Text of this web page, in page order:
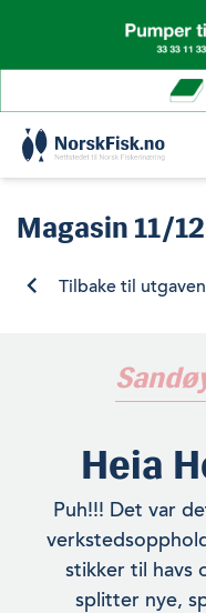
content
Magasin 11/
Tilbake til utgaven
Heia
Puh!!! Det var
stikker til havs
splitter nye,